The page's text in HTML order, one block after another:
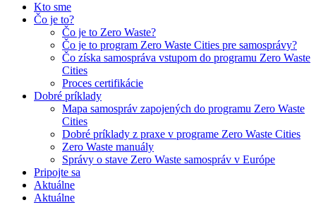
Kto sme
Čo je to?
Čo je to Zero Waste?
Čo je to program Zero Waste Cities pre samosprávy?
Čo získa samospráva vstupom do programu Zero Waste
Cities
Proces certifikácie
Dobré príklady
Mapa samospráv zapojených do programu Zero Waste
Cities
Dobré príklady z praxe v programe Zero Waste Cities
Zero Waste manuály
Správy o stave Zero Waste samospráv v Európe
Pripojte sa
Aktuálne
Aktuálne